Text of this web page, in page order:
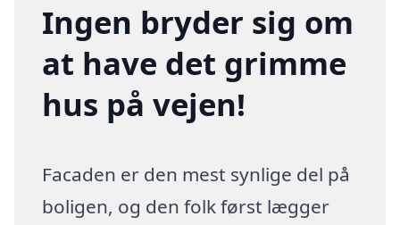
Ingen bryder sig om
at have det grimme
hus på vejen!
Facaden er den mest synlige del på
boligen, og den folk først lægger